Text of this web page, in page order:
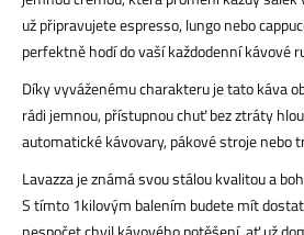
už připravujete espresso, lungo nebo
perfektně hodí do vaší každodenní kávové
Díky vyváženému charakteru je tato káva
rádi jemnou, přístupnou chuť bez ztráty
automatické kávovary, pákové stroje nebo
Lavazza je známá svou stálou kvalitou a
S tímto 1kilovým balením budete mít